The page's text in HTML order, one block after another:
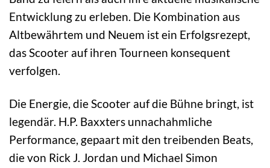
Entwicklung zu erleben. Die Kombination aus
Altbewährtem und Neuem ist ein Erfolgsrezept,
das Scooter auf ihren Tourneen konsequent
verfolgen.
Die Energie, die Scooter auf die Bühne bringt, ist
legendär. H.P. Baxxters unnachahmliche
Performance, gepaart mit den treibenden Beats,
die von Rick J. Jordan und Michael Simon